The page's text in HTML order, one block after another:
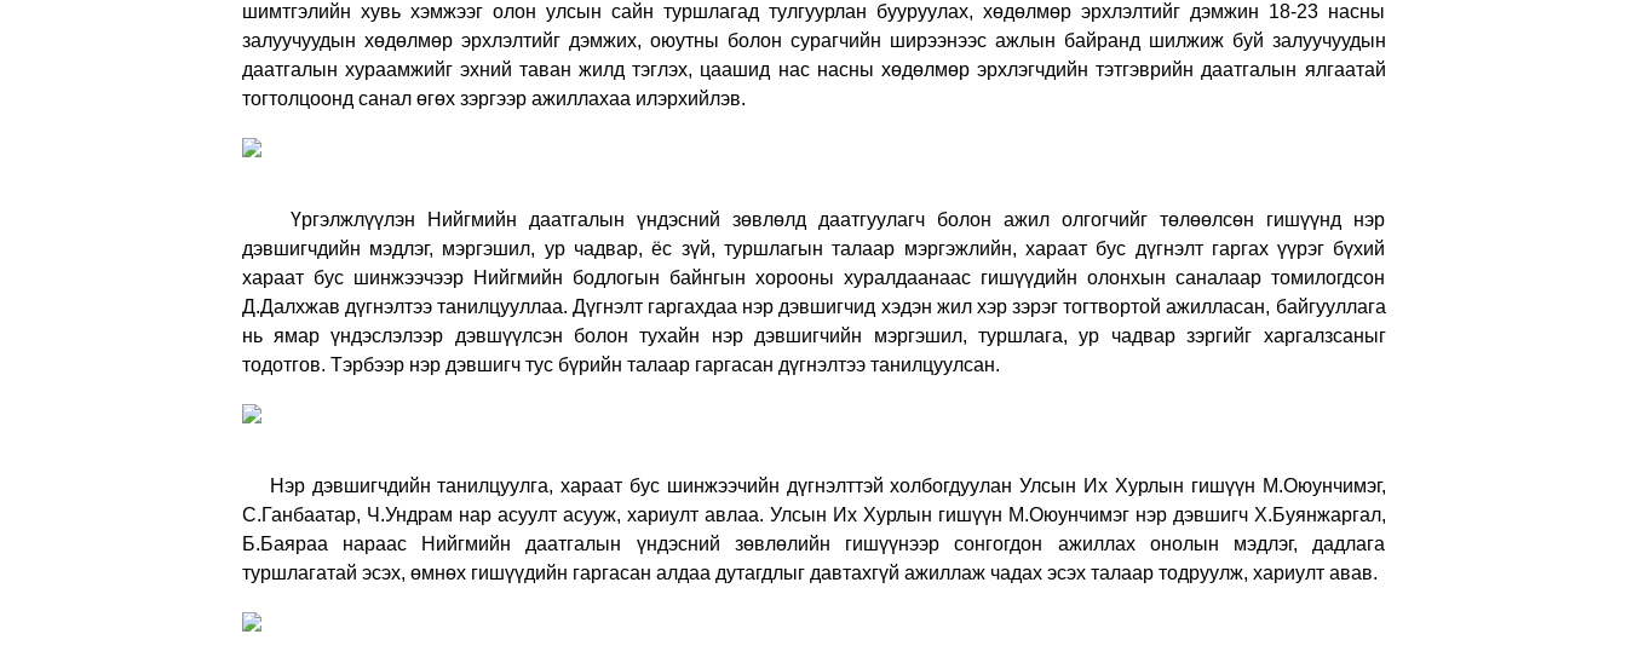
шимтгэлийн хувь хэмжээг олон улсын сайн туршлагад тулгуурлан бууруулах, хөдөлмөр эрхлэлтийг дэмжин 18-23 насны
залуучуудын хөдөлмөр эрхлэлтийг дэмжих, оюутны болон сурагчийн ширээнээс ажлын байранд шилжиж буй залуучуудын
даатгалын хураамжийг эхний таван жилд тэглэх, цаашид нас насны хөдөлмөр эрхлэгчдийн тэтгэврийн даатгалын ялгаатай
тогтолцоонд санал өгөх зэргээр ажиллахаа илэрхийлэв.
Үргэлжлүүлэн Нийгмийн даатгалын үндэсний зөвлөлд даатгуулагч болон ажил олгогчийг төлөөлсөн гишүүнд нэр
дэвшигчдийн мэдлэг, мэргэшил, ур чадвар, ёс зүй, туршлагын талаар мэргэжлийн, хараат бус дүгнэлт гаргах үүрэг бүхий
хараат бус шинжээчээр Нийгмийн бодлогын байнгын хорооны хуралдаанаас гишүүдийн олонхын саналаар томилогдсон
Д.Далхжав дүгнэлтээ танилцууллаа. Дүгнэлт гаргахдаа нэр дэвшигчид хэдэн жил хэр зэрэг тогтвортой ажилласан, байгууллага
нь ямар үндэслэлээр дэвшүүлсэн болон тухайн нэр дэвшигчийн мэргэшил, туршлага, ур чадвар зэргийг харгалзсаныг
тодотгов. Тэрбээр нэр дэвшигч тус бүрийн талаар гаргасан дүгнэлтээ танилцуулсан.
Нэр дэвшигчдийн танилцуулга, хараат бус шинжээчийн дүгнэлттэй холбогдуулан Улсын Их Хурлын гишүүн М.Оюунчимэг,
С.Ганбаатар, Ч.Ундрам нар асуулт асууж, хариулт авлаа. Улсын Их Хурлын гишүүн М.Оюунчимэг нэр дэвшигч Х.Буянжаргал,
Б.Баяраа нараас Нийгмийн даатгалын үндэсний зөвлөлийн гишүүнээр сонгогдон ажиллах онолын мэдлэг, дадлага
туршлагатай эсэх, өмнөх гишүүдийн гаргасан алдаа дутагдлыг давтахгүй ажиллаж чадах эсэх талаар тодруулж, хариулт авав.